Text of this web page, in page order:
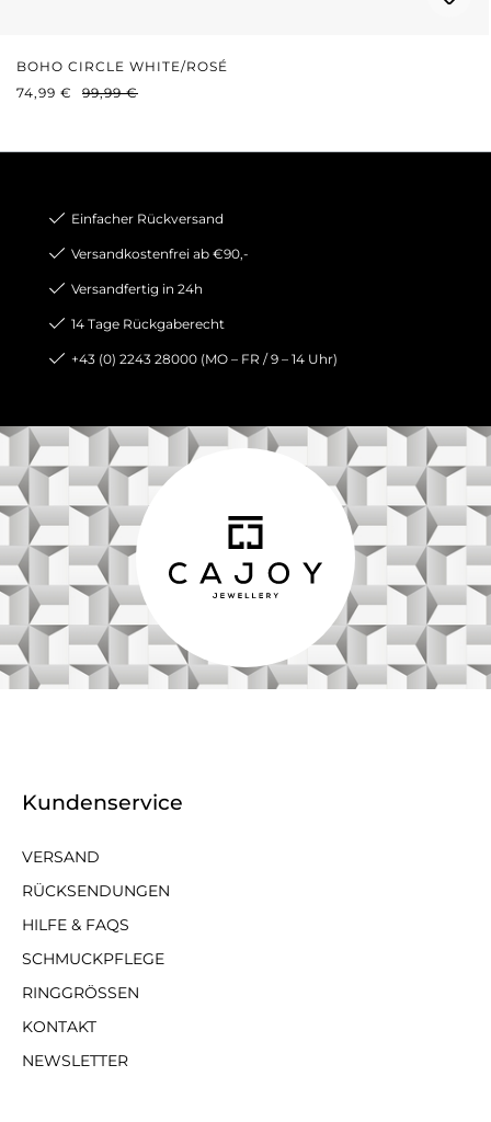
BOHO CIRCLE WHITE/ROSÉ
VERKAUFSPREIS:
74,99 € REGULÄRER PREIS:
99,99 €
Einfacher Rückversand
Versandkostenfrei ab €90,-
Versandfertig in 24h
14 Tage Rückgaberecht
+43 (0) 2243 28000 (MO – FR / 9 – 14 Uhr)
Kundenservice
VERSAND
RÜCKSENDUNGEN
HILFE & FAQS
SCHMUCKPFLEGE
RINGGRÖSSEN
KONTAKT
NEWSLETTER